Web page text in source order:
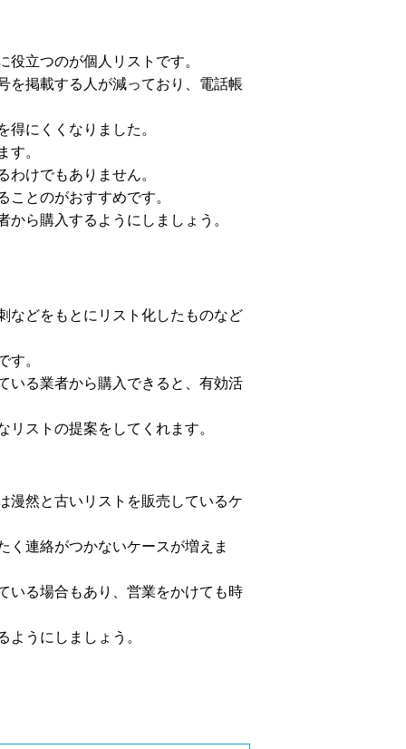
立つのが個人リストです。
を掲載する人が減っており、電話帳
にくくなりました。
す。
けでもありません。
とのがおすすめです。
ら購入するようにしましょう。
などをもとにリスト化したものなど
す。
いる業者から購入できると、有効活
ストの提案をしてくれます。
漫然と古いリストを販売しているケ
く連絡がつかないケースが増えま
いる場合もあり、営業をかけても時
うにしましょう。